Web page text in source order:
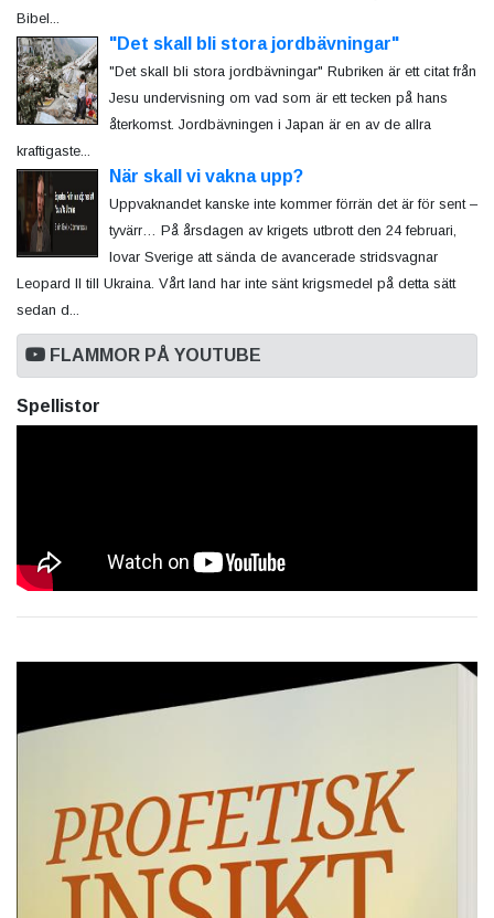
Bibel...
"Det skall bli stora jordbävningar"
"Det skall bli stora jordbävningar" Rubriken är ett citat från
Jesu undervisning om vad som är ett tecken på hans
återkomst. Jordbävningen i Japan är en av de allra
kraftigaste...
När skall vi vakna upp?
Uppvaknandet kanske inte kommer förrän det är för sent –
tyvärr… På årsdagen av krigets utbrott den 24 februari,
lovar Sverige att sända de avancerade stridsvagnar
Leopard II till Ukraina. Vårt land har inte sänt krigsmedel på detta sätt
sedan d...
FLAMMOR PÅ YOUTUBE
Spellistor